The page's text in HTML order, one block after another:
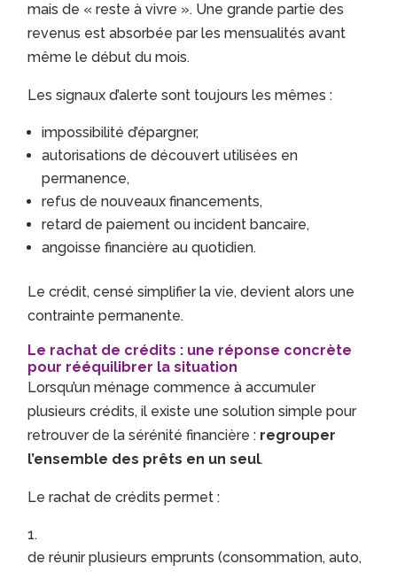
mais de « reste à vivre ». Une grande partie des
revenus est absorbée par les mensualités avant
même le début du mois.
Les signaux d’alerte sont toujours les mêmes :
impossibilité d’épargner,
autorisations de découvert utilisées en
permanence,
refus de nouveaux financements,
retard de paiement ou incident bancaire,
angoisse financière au quotidien.
Le crédit, censé simplifier la vie, devient alors une
contrainte permanente.
Le rachat de crédits : une réponse concrète
pour rééquilibrer la situation
Lorsqu’un ménage commence à accumuler
plusieurs crédits, il existe une solution simple pour
retrouver de la sérénité financière : regrouper
l’ensemble des prêts en un seul.
Le rachat de crédits permet :
de réunir plusieurs emprunts (consommation, auto,